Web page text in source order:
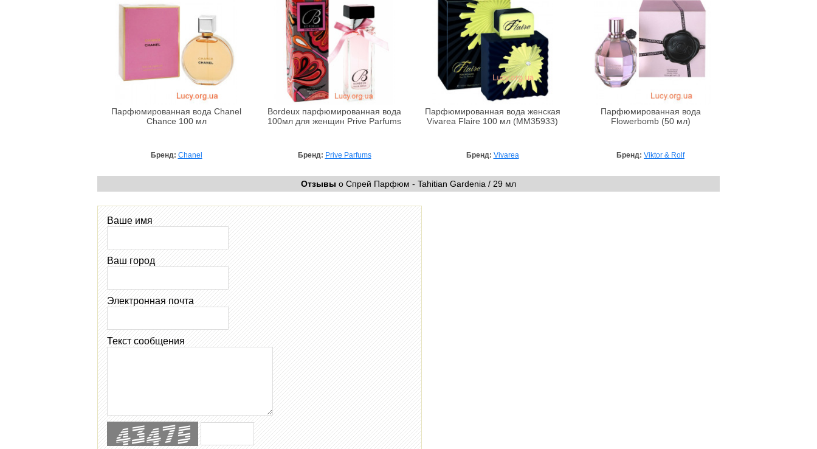
Парфюмированная вода Chanel
Chance 100 мл
Бренд: Chanel
Bordeux парфюмированная вода
100мл для женщин Prive Parfums
Бренд: Prive Parfums
Парфюмированная вода женская
Vivarea Flaire 100 мл (MM35933)
Бренд: Vivarea
Парфюмированная вода
Flowerbomb (50 мл)
Бренд: Viktor & Rolf
Отзывы о Спрей Парфюм - Tahitian Gardenia / 29 мл
Ваше имя
Ваш город
Электронная почта
Текст сообщения